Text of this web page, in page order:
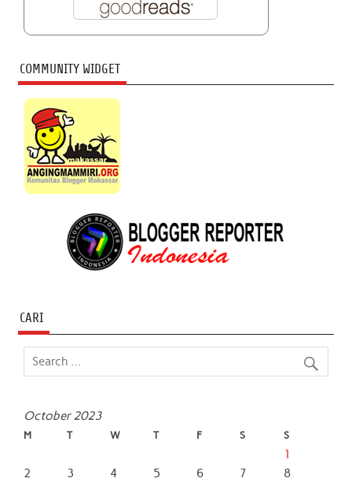
COMMUNITY WIDGET
CARI
October 2023
M T W T F S S
1
2
3 4 5 6 7
8